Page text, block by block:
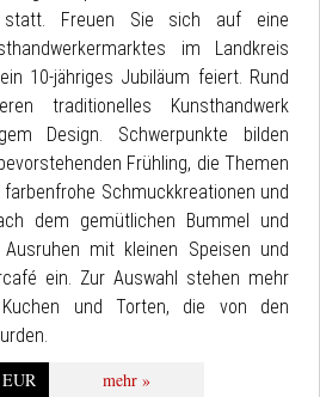
statt. Freuen Sie sich auf eine
im Landkreis
10-jähriges Jubiläum feiert. Rund
traditionelles Kunsthandwerk
Design. Schwerpunkte bilden
Frühling, die Themen
farbenfrohe Schmuckkreationen und
dem gemütlichen Bummel und
mit kleinen Speisen und
ein. Zur Auswahl stehen mehr
und Torten, die von den
EUR
mehr »